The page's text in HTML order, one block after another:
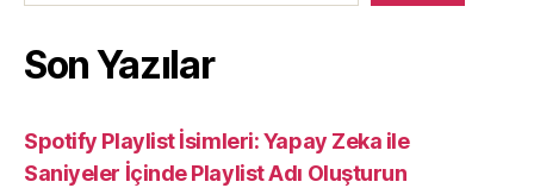
Son Yazılar
Spotify Playlist İsimleri: Yapay Zeka ile
Saniyeler İçinde Playlist Adı Oluşturun